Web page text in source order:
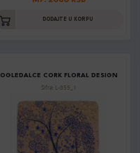
DODAJTE U KORPU
OGLEDALCE CORK FLORAL DESIGN
Šifra: L-855_1